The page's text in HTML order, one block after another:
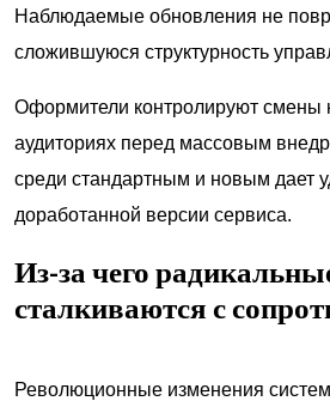
Наблюдаемые обновления не
сложившуюся структурность
Оформители контролируют смены
аудиториях перед массовым
среди стандартным и новым дает
доработанной версии сервиса.
Из-за чего
сталкиваются с
Революционные изменения